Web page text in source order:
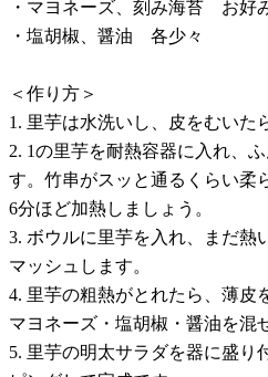
・マヨネーズ、刻み海苔 お好
・塩胡椒、醤油 各少々
＜作り方＞
1. 里芋は水洗いし、皮をむいた
2. 1の里芋を耐熱容器に入れ、
す。竹串がスッと通るくらい柔
6分ほど加熱しましょう。
3. ボウルに里芋を入れ、まだ熱
マッシュします。
4. 里芋の粗熱がとれたら、薄皮
マヨネーズ・塩胡椒・醤油を混
5. 里芋の明太サラダを器に盛り